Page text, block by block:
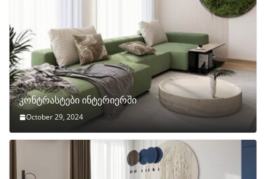
კონტრასტები ინტერიერში
October 29, 2024